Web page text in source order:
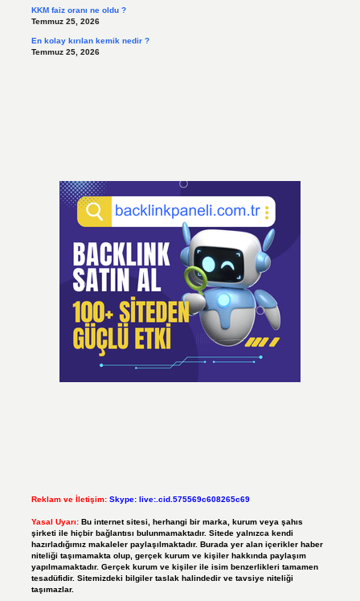
KKM faiz oranı ne oldu ?
Temmuz 25, 2026
En kolay kırılan kemik nedir ?
Temmuz 25, 2026
Reklam ve İletişim: Skype: live:.cid.575569c608265c69
Yasal Uyarı: Bu internet sitesi, herhangi bir marka, kurum veya şahıs
şirketi ile hiçbir bağlantısı bulunmamaktadır. Sitede yalnızca kendi
hazırladığımız makaleler paylaşılmaktadır. Burada yer alan içerikler haber
niteliği taşımamakta olup, gerçek kurum ve kişiler hakkında paylaşım
yapılmamaktadır. Gerçek kurum ve kişiler ile isim benzerlikleri tamamen
tesadüfidir. Sitemizdeki bilgiler taslak halindedir ve tavsiye niteliği
taşımazlar.